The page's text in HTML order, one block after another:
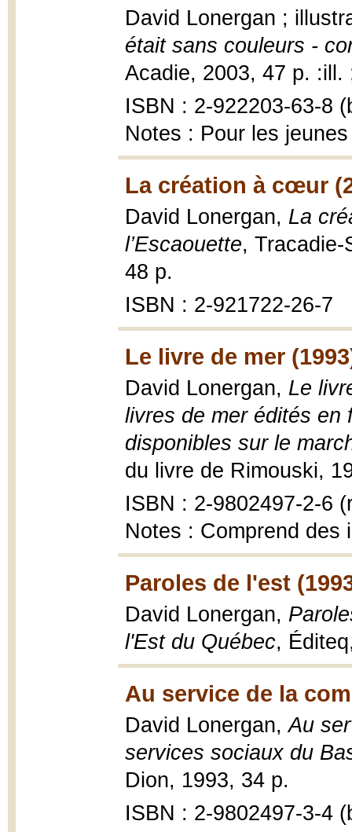
David Lonergan ;
était sans couleurs -
Acadie, 2003, 47 p. :ill.
ISBN : 2-922203-63-8
Notes : Pour les jeunes
La création à cœur
David Lonergan, La
l’Escaouette,
48 p.
ISBN : 2-921722-26-7
Le livre de mer
David Lonergan, Le
livres de mer édités en
disponibles sur le
du livre de Rimouski,
ISBN : 2-9802497-2-6
Notes : Comprend des
Paroles de l'est
David Lonergan,
l'Est du Québec,
Au service de la
David Lonergan,Au
services sociaux du
Dion, 1993, 34 p.
ISBN : 2-9802497-3-4